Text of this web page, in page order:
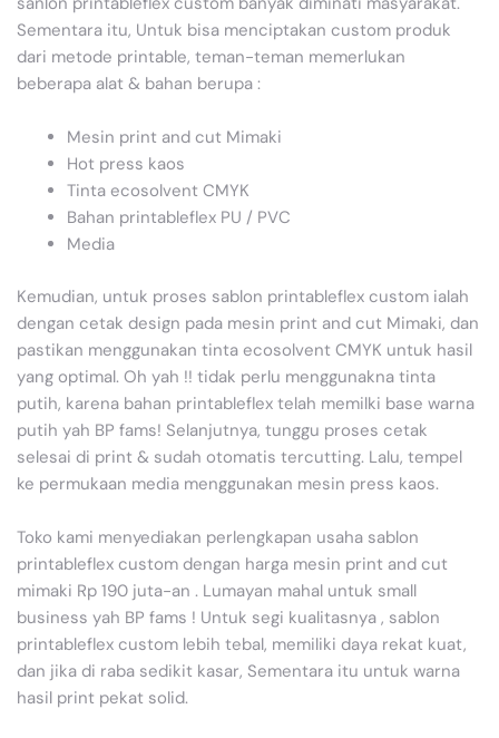
Sementara itu, Untuk bisa menciptakan custom produk
dari metode printable, teman-teman memerlukan
beberapa alat & bahan berupa :
Mesin print and cut Mimaki
Hot press kaos
Tinta ecosolvent CMYK
Bahan printableflex PU / PVC
Media
Kemudian, untuk proses sablon printableflex custom ialah
dengan cetak design pada mesin print and cut Mimaki, dan
pastikan menggunakan tinta ecosolvent CMYK untuk hasil
yang optimal. Oh yah !! tidak perlu menggunakna tinta
putih, karena bahan printableflex telah memilki base warna
putih yah BP fams! Selanjutnya, tunggu proses cetak
selesai di print & sudah otomatis tercutting. Lalu, tempel
ke permukaan media menggunakan mesin press kaos.
Toko kami menyediakan perlengkapan usaha sablon
printableflex custom dengan harga mesin print and cut
mimaki Rp 190 juta-an . Lumayan mahal untuk small
business yah BP fams ! Untuk segi kualitasnya , sablon
printableflex custom lebih tebal, memiliki daya rekat kuat,
dan jika di raba sedikit kasar, Sementara itu untuk warna
hasil print pekat solid.